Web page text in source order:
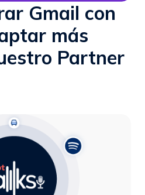
Gmail con
más
Partner